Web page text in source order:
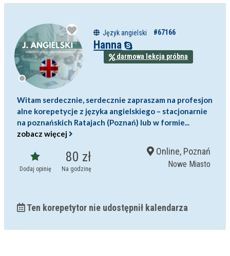
Język angielski #67166
Hanna
darmowa lekcja próbna
Witam serdecznie, serdecznie zapraszam na profesjon
alne korepetycje z języka angielskiego – stacjonarnie
na poznańskich Ratajach (Poznań) lub w formie...
zobacz więcej
Dodaj opinię
80 zł
Na godzinę
Online, Poznań
Nowe Miasto
Ten korepetytor nie udostępnił kalendarza